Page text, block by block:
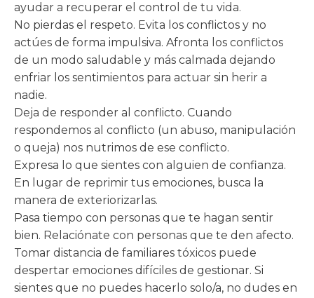
ayudar a recuperar el control de tu vida.
No pierdas el respeto. Evita los conflictos y no
actúes de forma impulsiva. Afronta los conflictos
de un modo saludable y más calmada dejando
enfriar los sentimientos para actuar sin herir a
nadie.
Deja de responder al conflicto. Cuando
respondemos al conflicto (un abuso, manipulación
o queja) nos nutrimos de ese conflicto.
Expresa lo que sientes con alguien de confianza.
En lugar de reprimir tus emociones, busca la
manera de exteriorizarlas.
Pasa tiempo con personas que te hagan sentir
bien. Relaciónate con personas que te den afecto.
Tomar distancia de familiares tóxicos puede
despertar emociones difíciles de gestionar. Si
sientes que no puedes hacerlo solo/a, no dudes en